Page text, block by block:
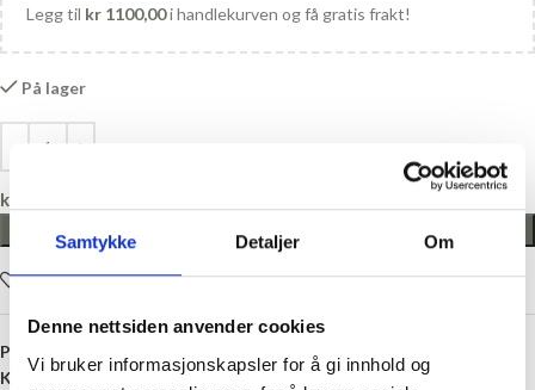
Samtykke Detaljer Om
Denne nettsiden anvender cookies
Vi bruker informasjonskapsler for å gi innhold og
Legg til kr 1100,00i handlekurven og få gratis frakt!
På lager
kr
Legg i ønskelisten
Produktnummer:
Kategori: Knapper